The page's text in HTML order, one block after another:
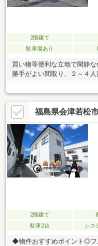
2階建て
駐車場あり
買い物等便利な立地で閑静
勝手がよい間取り、２～４人
福島県会津若松
2階建て
駐車2台
シス
◆物件おすすめポイント◎フ